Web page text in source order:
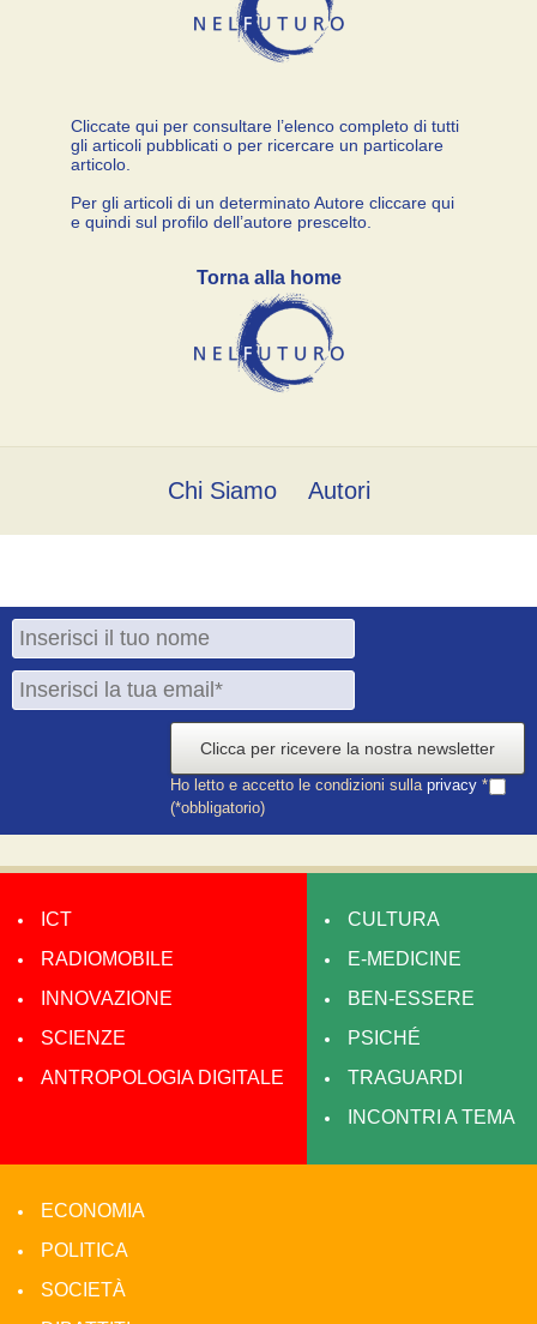
Cliccate qui per consultare l’elenco completo di tutti
gli articoli pubblicati o per ricercare un particolare
articolo.
Per gli articoli di un determinato Autore cliccare qui
e quindi sul profilo dell’autore prescelto.
Torna alla home
Chi Siamo Autori
Clicca per ricevere la nostra newsletter
Ho letto e accetto le condizioni sulla privacy *
(*obbligatorio)
ICT
RADIOMOBILE
INNOVAZIONE
SCIENZE
ANTROPOLOGIA DIGITALE
CULTURA
E-MEDICINE
BEN-ESSERE
PSICHÉ
TRAGUARDI
INCONTRI A TEMA
ECONOMIA
POLITICA
SOCIETÀ